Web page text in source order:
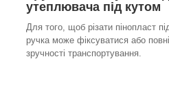
утеплювача під кутом
Для того, щоб різати пінопласт
ручка може фіксуватися або
зручності транспортування.